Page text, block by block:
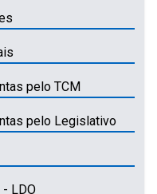
pelo TCM
pelo Legislativo
LDO